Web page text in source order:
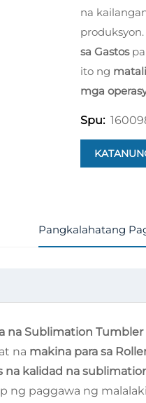
na
sa Gastos
ito ng
mga
Spu:
Pangkalahatang
na Sublimation
na makina para sa
na kalidad na
ng paggawa ng